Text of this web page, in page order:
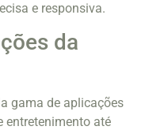
e responsiva.
da
gama de aplicações
entretenimento até